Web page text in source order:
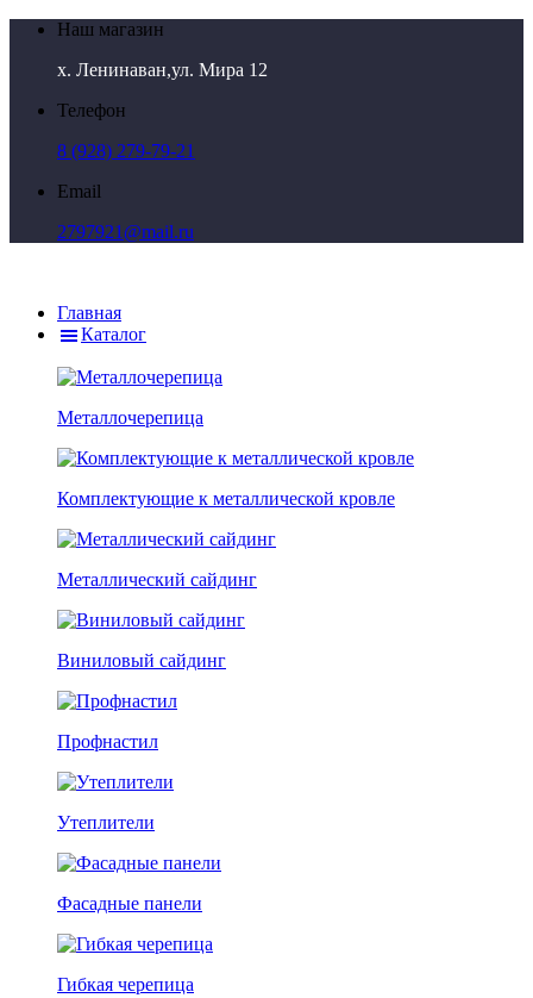
Наш магазин
х. Ленинаван,ул. Мира 12
Телефон
8 (928) 279-79-21
Email
2797921@mail.ru
Главная
Каталог
Металлочерепица
Комплектующие к металлической кровле
Металлический сайдинг
Виниловый сайдинг
Профнастил
Утеплители
Фасадные панели
Гибкая черепица